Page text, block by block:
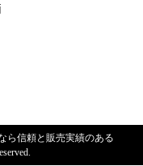
ら信頼と販売実績のある